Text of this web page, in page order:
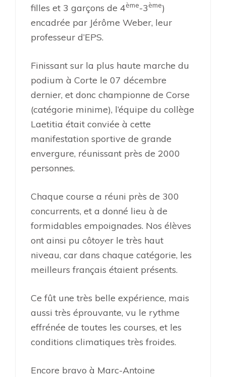
filles et 3 garçons de 4ème-3ème)
encadrée par Jérôme Weber, leur
professeur d’EPS.
Finissant sur la plus haute marche du
podium à Corte le 07 décembre
dernier, et donc championne de Corse
(catégorie minime), l’équipe du collège
Laetitia était conviée à cette
manifestation sportive de grande
envergure, réunissant près de 2000
personnes.
Chaque course a réuni près de 300
concurrents, et a donné lieu à de
formidables empoignades. Nos élèves
ont ainsi pu côtoyer le très haut
niveau, car dans chaque catégorie, les
meilleurs français étaient présents.
Ce fût une très belle expérience, mais
aussi très éprouvante, vu le rythme
effrénée de toutes les courses, et les
conditions climatiques très froides.
Encore bravo à Marc-Antoine